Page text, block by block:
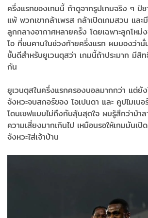
ครึ่งแรกของเกมนี้ ถ้าดูจากรูปเกมจริง ๆ ปิซ
แพ้ พวกเขากล้าเพรส กล้าเปิดเกมสวน แล
ลูกกลางอากาศหลายครั้ง โดยเฉพาะลูกโหม่
โอ ที่ชนคานในช่วงท้ายครึ่งแรก ผมมองว่
ชั้นดีสำหรับยูเวนตุสว่า เกมนี้ถ้าประมาท มีสิท
กัน
ยูเวนตุสในครึ่งแรกครองบอลมากกว่า แต่ยั
จังหวะจบสกอร์ของ โอเปนดา และ คูปไมเ
โดนเซฟแบบไม่ถึงกับลุ้นสุดใจ ผมรู้สึกว่าม้า
ความเสี่ยงมากเกินไป เหมือนรอให้เกมมันเปิ
จังหวะใส่เจ้าบ้าน